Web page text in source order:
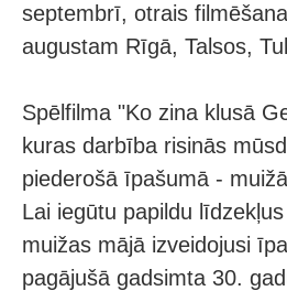
septembrī, otrais
augustam Rīgā, Talsos,
Spēlfilma "Ko zina klusā
kuras darbība risinās
piederošā īpašumā -
Lai iegūtu papildu
muižas mājā izveidojusi
pagājušā gadsimta 30.